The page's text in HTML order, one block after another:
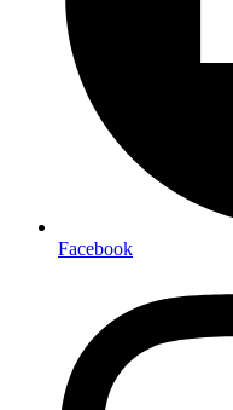
Facebook